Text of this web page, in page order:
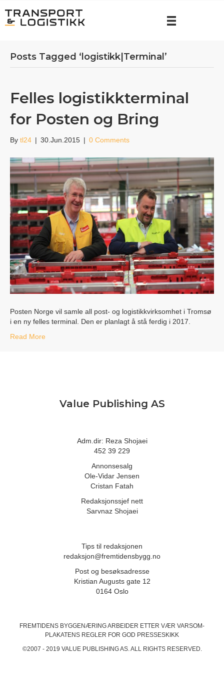
Posts Tagged ‘logistikk|Terminal’
Felles logistikkterminal
for Posten og Bring
By tl24 | 30.Jun.2015 | 0 Comments
Posten Norge vil samle all post- og logistikkvirksomhet i Tromsø
i en ny felles terminal. Den er planlagt å stå ferdig i 2017.
Read More
Value Publishing AS
Adm.dir: Reza Shojaei
452 39 229
Annonsesalg
Ole-Vidar Jensen
Cristan Fatah
Redaksjonssjef nett
Sarvnaz Shojaei
Tips til redaksjonen
redaksjon@fremtidensbygg.no
Post og besøksadresse
Kristian Augusts gate 12
0164 Oslo
FREMTIDENS BYGGENÆRING ARBEIDER ETTER VÆR VARSOM-
PLAKATENS REGLER FOR GOD PRESSESKIKK
©2007 - 2019 VALUE PUBLISHING AS. ALL RIGHTS RESERVED.